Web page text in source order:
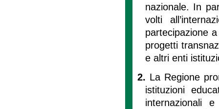
nazionale. In
volti
partecipazione
progetti
e altri enti
2. La Regione
istituzioni
internazionali